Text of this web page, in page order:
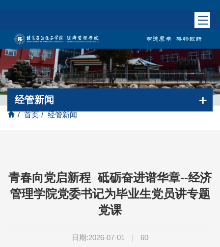
/ 首页 / 经管新闻
经管新闻
青春向党启新程 砥砺奋进谱华章--经济
管理学院党委书记为毕业生党员讲专题
党课
日期:2026-07-01 | 60